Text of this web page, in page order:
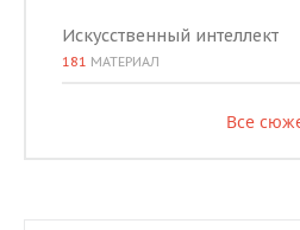
Искусственный интеллект
181 МАТЕРИАЛ
Все